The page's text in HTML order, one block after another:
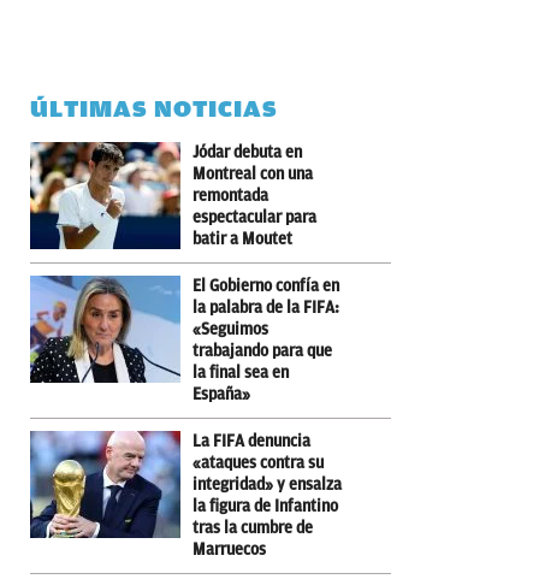
ÚLTIMAS NOTICIAS
Jódar debuta en
Montreal con una
remontada
espectacular para
batir a Moutet
El Gobierno confía en
la palabra de la FIFA:
«Seguimos
trabajando para que
la final sea en
España»
La FIFA denuncia
«ataques contra su
integridad» y ensalza
la figura de Infantino
tras la cumbre de
Marruecos